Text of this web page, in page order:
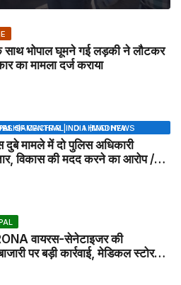
साथ भोपाल घूमने गई लड़की ने लौटकर
का मामला दर्ज कराया
OF CENTRAL INDIA (MADHYA PRADESH)
दुबे मामले में दो पुलिस अधिकारी
विकास की मदद करने का आरोप /
वायरस-सेनेटाइजर की
पर बड़ी कार्रवाई, मेडिकल स्टोर